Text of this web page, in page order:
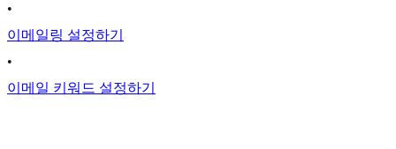
•
이메일링 설정하기
•
이메일 키워드 설정하기